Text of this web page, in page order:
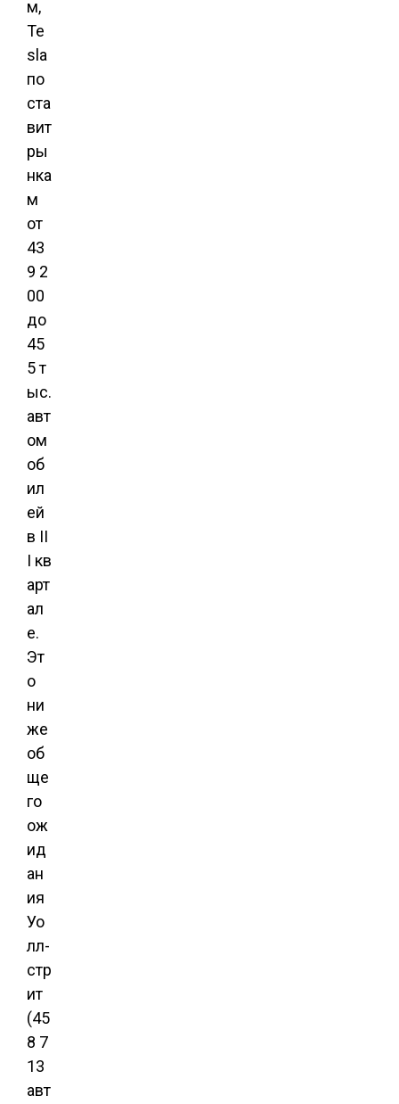
м,
Te
sla
по
ста
вит
ры
нка
м
от
43
9 2
00
до
45
5 т
ыс.
авт
ом
об
ил
ей
в II
I кв
арт
ал
е.
Эт
о
ни
же
об
ще
го
ож
ид
ан
ия
Уо
лл-
стр
ит
(45
8 7
13
авт